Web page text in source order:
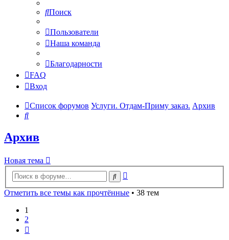
Поиск
Пользователи
Наша команда
Благодарности
FAQ
Вход
Список форумов Услуги. Отдам-Приму заказ. Архив
Поиск
Архив
Новая тема
Поиск
Отметить все темы как прочтённые • 38 тем
1
2